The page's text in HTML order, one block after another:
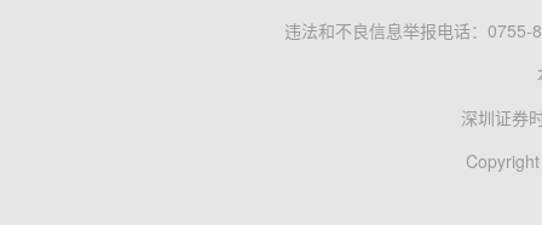
违法和不良信息举报电话：0755-
深圳证券